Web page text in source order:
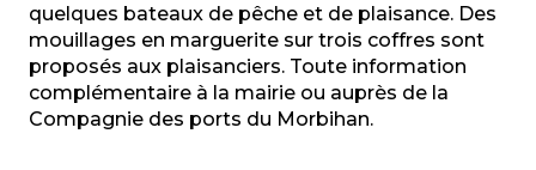
quelques bateaux de pêche et de plaisance. Des
mouillages en marguerite sur trois coffres sont
proposés aux plaisanciers. Toute information
complémentaire à la mairie ou auprès de la
Compagnie des ports du Morbihan.